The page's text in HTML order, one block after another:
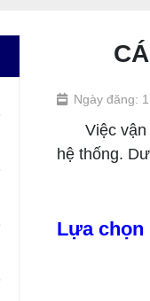
Ngày đăng:
Việc vận
hệ thống.
Lựa